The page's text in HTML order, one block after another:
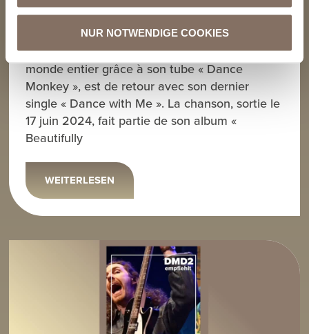
NUR NOTWENDIGE COOKIES
15 AOÛT 2024
Tones and I, la chanteuse et compositrice
australienne qui s’est fait connaître dans le
monde entier grâce à son tube « Dance
Monkey », est de retour avec son dernier
single « Dance with Me ». La chanson, sortie le
17 juin 2024, fait partie de son album «
Beautifully
WEITERLESEN